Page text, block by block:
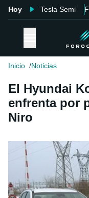
Hoy Tesla Semi
Inicio Noticias
El Hyundai
enfrenta por
Niro